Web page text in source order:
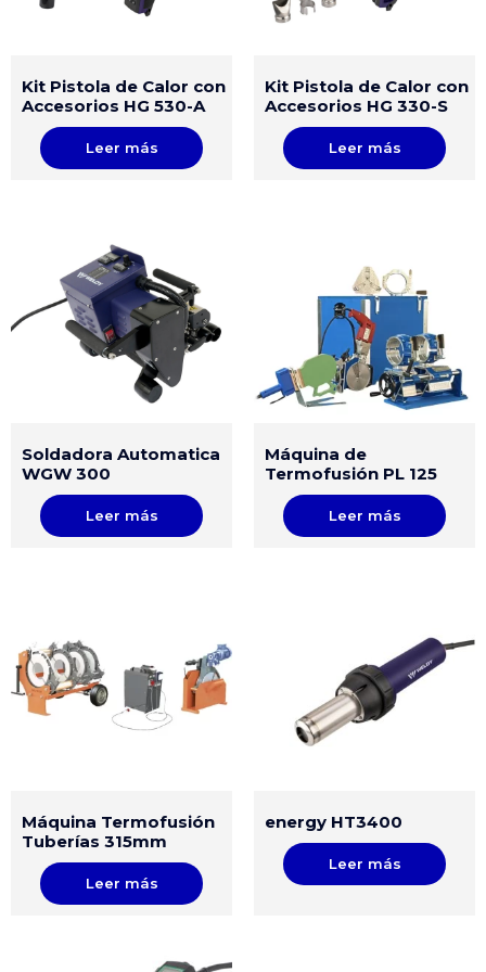
Kit Pistola de Calor con
Accesorios HG 530-A
Leer más
Kit Pistola de Calor con
Accesorios HG 330-S
Leer más
Soldadora Automatica
WGW 300
Leer más
Máquina de
Termofusión PL 125
Leer más
Máquina Termofusión
Tuberías 315mm
Leer más
energy HT3400
Leer más